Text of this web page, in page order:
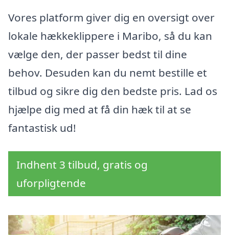
Vores platform giver dig en oversigt over
lokale hækkeklippere i Maribo, så du kan
vælge den, der passer bedst til dine
behov. Desuden kan du nemt bestille et
tilbud og sikre dig den bedste pris. Lad os
hjælpe dig med at få din hæk til at se
fantastisk ud!
Indhent 3 tilbud, gratis og
uforpligtende